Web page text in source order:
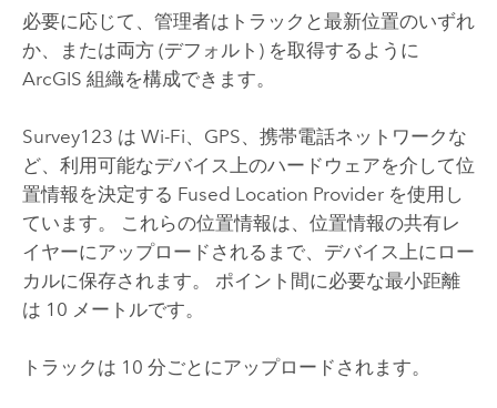
必要に応じて、管理者はトラックと最新位置のいずれ
か、または両方 (デフォルト) を取得するように
ArcGIS 組織を構成できます。
Survey123 は Wi-Fi、GPS、携帯電話ネットワークな
ど、利用可能なデバイス上のハードウェアを介して位
置情報を決定する Fused Location Provider を使用し
ています。 これらの位置情報は、位置情報の共有レ
イヤーにアップロードされるまで、デバイス上にロー
カルに保存されます。 ポイント間に必要な最小距離
は 10 メートルです。
トラックは 10 分ごとにアップロードされます。